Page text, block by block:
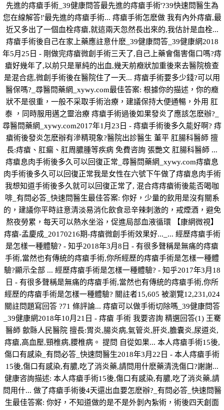
先進的痔瘡手術_39健康問答最先進的痔瘡手術'?39快速問醫生為
您在線解答!'最先進的痔瘡手術... 痔瘡手術怎麽做 我有內外痔瘡,最
近又多出了一個血栓痔瘡,就這兩天忽然長出來的,我估計是血栓...
痔瘡手術後自己在家上藥應註意什麽_39健康問答_39健康網2018
年5月25日 - 剛做完痔瘡微創手術三天了,自己上藥會傷害傷口嗎?痔
瘡好幾年了,以前只是單純的出血,幾天前癥狀加重後來去醫院檢查
是混合痣,微創手術後在醫院住了一天... 痔瘡手術要多少錢?可以用
醫保嗎?_尋醫問藥網_xywy.com最佳答案: 根據你的描述，你的癥
狀不是很重，一般不采取手術治療，建議保持大便通暢，外用 肛
泰 ，同時服用邁之靈治療 痔瘡手術過後如果發炎了應該怎麽辦?_
尋醫問藥網_xywy.com2017年1月23日 - 痔瘡手術後多久能好啊? 痔
瘡術後發炎怎麽辦有滲精現象?醫院出診醫生 董平 肛腸科醫師 擅
長:痔瘡、肛瘺、肛周膿腫等疾病 免費咨詢 張艷文 肛腸科醫師 ...
痔瘡息肉手術後多久可以回復正常_尋醫問藥網_xywy.com痔瘡息
肉手術後多久可以回復正常我是女性在六號下午做了痔瘡息肉手術
我想知道手術後多久就可以回復正常了, 混合痔痔瘡術後能否喝咖
啡_有問必答_快速問醫生最佳答案: 你好，少量的飲用是沒有關系
的，建議你平時註意清淡易消化飲食忌辛辣刺激的，戒煙酒，避免
熬夜勞累，每天可以熱水坐浴，促進局部血液循環 【康網微視】
痔瘡-孟慶成_20170216期-痔瘡微創手術效果好..._... 經歷痔瘡手術
是怎樣一種體驗? - 知乎2018年3月8日 - 有很多聲稱是無痛的痔瘡
手術,當然也有傳統的痔瘡手術,你所經歷的痔瘡手術是怎樣一種體
驗?顯示全部 ... 經歷痔瘡手術是怎樣一種體驗? - 知乎2017年3月18
日 - 有很多聲稱是無痛的痔瘡手術,當然也有傳統的痔瘡手術,你所
經歷的痔瘡手術是怎樣一種體驗? 關註者15,605 被瀏覽12,231,024
關註問題寫回答 ?71 條評論... 痔瘡可以做手術切除嗎_39健康問答
_39健康網2018年10月21日 - 痔瘡 手術 我要咨詢 精選回答(1) 王騫
醫師 歙縣人民醫院 擅長:胃炎,腸炎病,氣管炎,肝炎,膽囊炎,尿道炎,
痔瘡,高血壓,頸椎病,腰椎病。 提問 自從如果... 本人痔瘡手術15後,
傷口有感染_有問必答_快速問醫生2018年3月22日 - 本人痔瘡手術
15後,傷口有感染,有膿,吃了消炎藥,請問用什麽藥清洗傷口?謝謝...
健康咨詢描述: 本人痔瘡手術15後,傷口有感染,有膿,吃了消炎藥,請
問用什... 做了痔瘡手術後4天還出血要怎麽辦?_有問必答_快速問醫
生最佳答案: 你好，不知道做的是不是外剝內紮術，術後四天創面